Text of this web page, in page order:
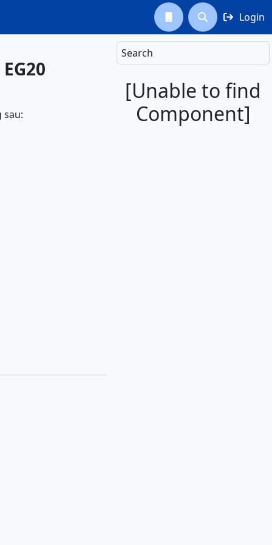
  Login
Search
[Unable to find
Component]
sau: